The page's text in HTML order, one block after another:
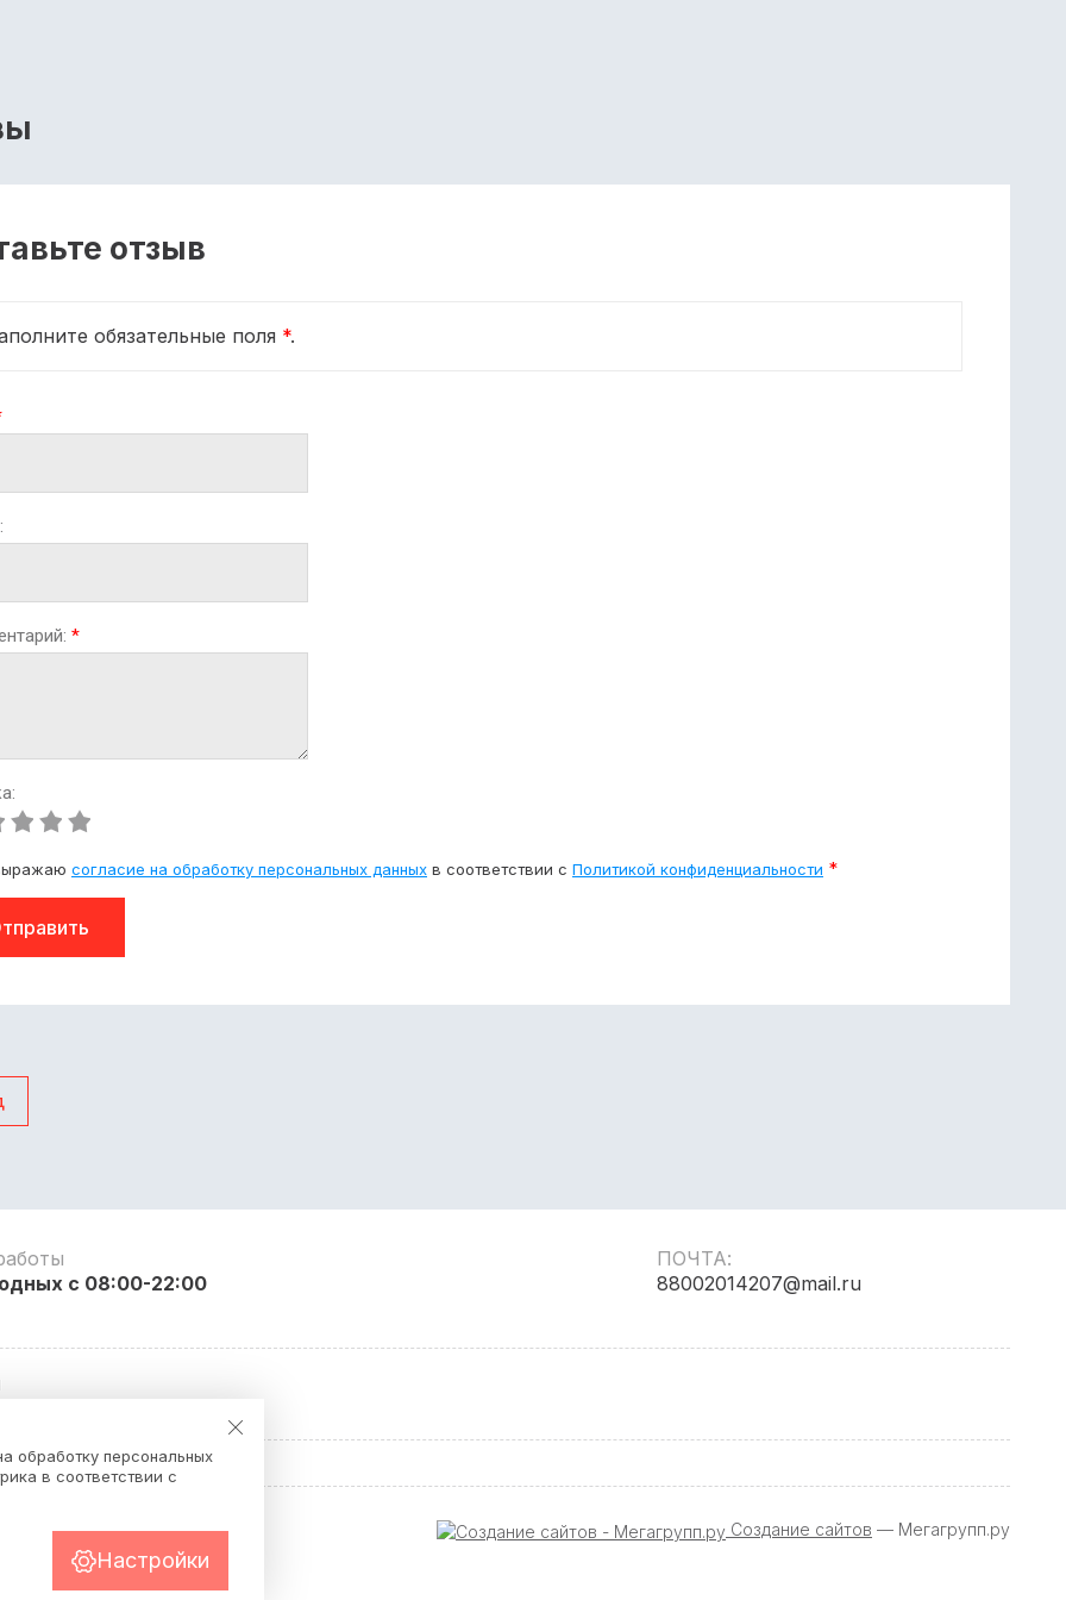
отзыв
обязательные поля *.
*
согласие на обработку персональных данных в соответствии с Политикой конфиденциальности *
с 08:00-22:00
ПОЧТА:
88002014207@mail.ru
Создание сайтов — Мегагрупп.ру
обработку персональных
в соответствии с
Настройки